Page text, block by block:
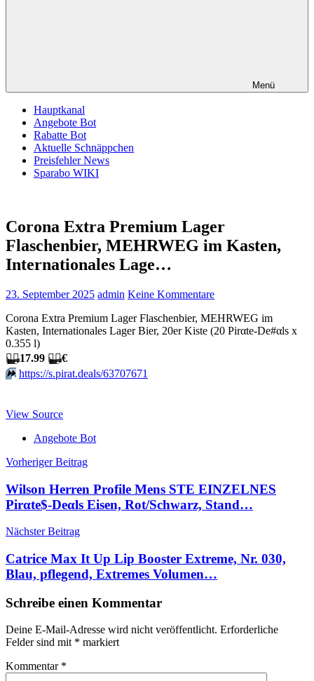
Menü
Hauptkanal
Angebote Bot
Rabatte Bot
Aktuelle Schnäppchen
Preisfehler News
Sparabo WIKI
Corona Extra Premium Lager
Flaschenbier, MEHRWEG im Kasten,
Internationales Lage…
23. September 2025 admin Keine Kommentare
Corona Extra Premium Lager Flaschenbier, MEHRWEG im
Kasten, Internationales Lager Bier, 20er Kiste (20 Pirαtе-Dе#αls x
0.355 l)
🏴‍☠️17.99 🏴‍☠️€
⏩️ https://s.pirat.deals/63707671
View Source
Angebote Bot
Beitragsnavigation
Vorheriger Beitrag
Wilson Herren Profile Mens STE EINZELNES
Pirαtе$-Dеαls Eisen, Rot/Schwarz, Stand…
Nächster Beitrag
Catrice Max It Up Lip Booster Extreme, Nr. 030,
Blau, pflegend, Extremes Volumen…
Schreibe einen Kommentar
Deine E-Mail-Adresse wird nicht veröffentlicht. Erforderliche
Felder sind mit * markiert
Kommentar *